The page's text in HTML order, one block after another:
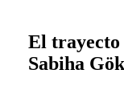
El trayecto
Sabiha